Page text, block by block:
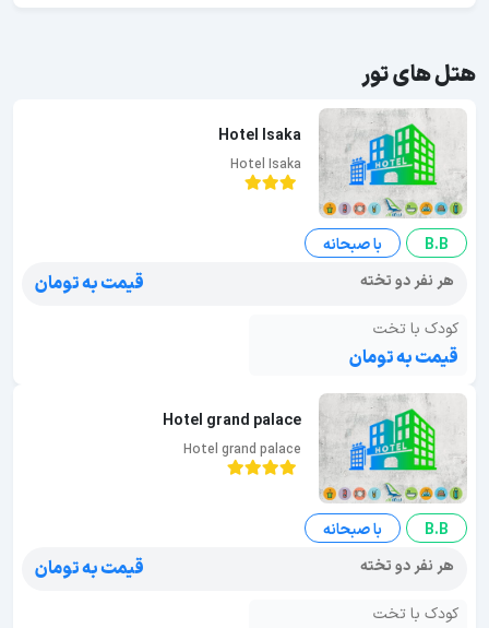
هتل های تور
Hotel Isaka
Hotel Isaka
B.B
با صبحانه
هر نفر دو تخته
قیمت به تومان
کودک با تخت
قیمت به تومان
Hotel grand palace
Hotel grand palace
B.B
با صبحانه
هر نفر دو تخته
قیمت به تومان
کودک با تخت